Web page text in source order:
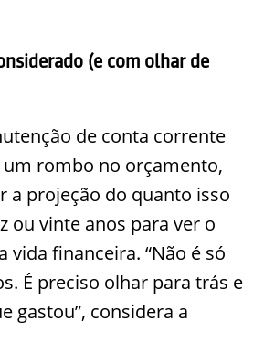
(e com olhar de
de conta corrente
um rombo no orçamento,
a projeção do quanto isso
ou vinte anos para ver o
vida financeira. “Não é só
É preciso olhar para trás e
gastou”, considera a